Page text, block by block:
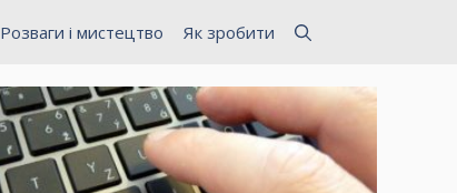
Розваги і мистецтво Як зробити